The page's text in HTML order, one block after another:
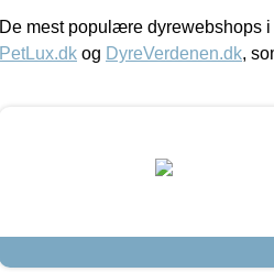
De mest populære dyrewebshops
PetLux.dk og DyreVerdenen.dk,